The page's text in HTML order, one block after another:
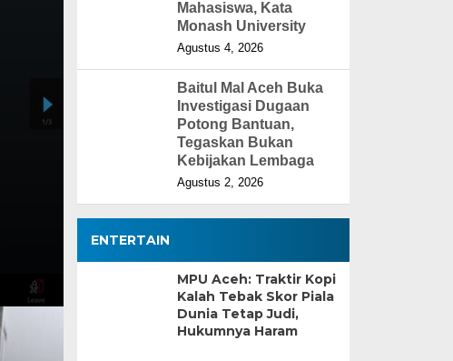
Mahasiswa, Kata
Monash University
Agustus 4, 2026
Baitul Mal Aceh Buka
Investigasi Dugaan
Potong Bantuan,
Tegaskan Bukan
Kebijakan Lembaga
Agustus 2, 2026
ENTERTAIN
MPU Aceh: Traktir Kopi
Kalah Tebak Skor Piala
Dunia Tetap Judi,
Hukumnya Haram